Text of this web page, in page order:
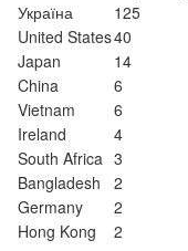
Україна
125
United States40
Japan
14
China
6
Vietnam
6
Ireland
4
South Africa 3
Bangladesh
2
Germany
2
Hong Kong
2